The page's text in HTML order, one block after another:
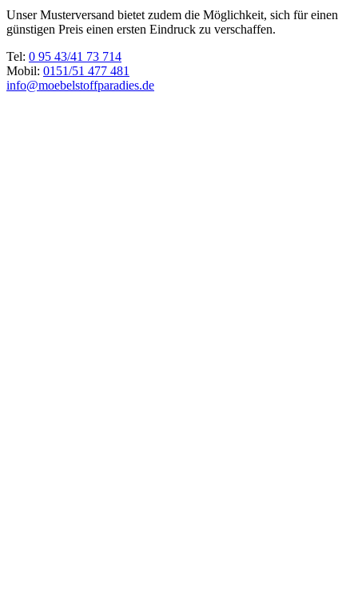
Unser Musterversand bietet zudem die Möglichkeit, sich für einen
günstigen Preis einen ersten Eindruck zu verschaffen.
Tel: 0 95 43/41 73 714
Mobil: 0151/51 477 481
info@moebelstoffparadies.de